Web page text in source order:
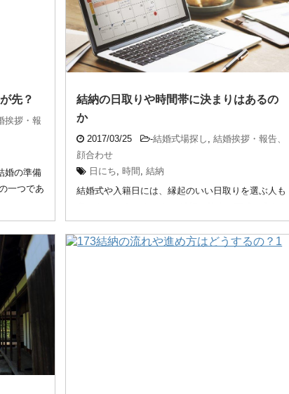
先？
挨拶・報
婚の準備
一つであ
結納の日取りや時間帯に決まりはあるの
か
2017/03/25 -結婚式場探し ,結婚挨拶・報告、
顔合わせ
日にち, 時間 ,結納
結婚式や入籍日には、縁起のいい日取りを選ぶ人も
両家の ...